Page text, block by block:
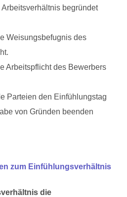
begründet
Weisungsbefugnis des
Arbeitspflicht des Bewerbers
Parteien den Einfühlungstag
von Gründen beenden
zum Einfühlungsverhältnis
die